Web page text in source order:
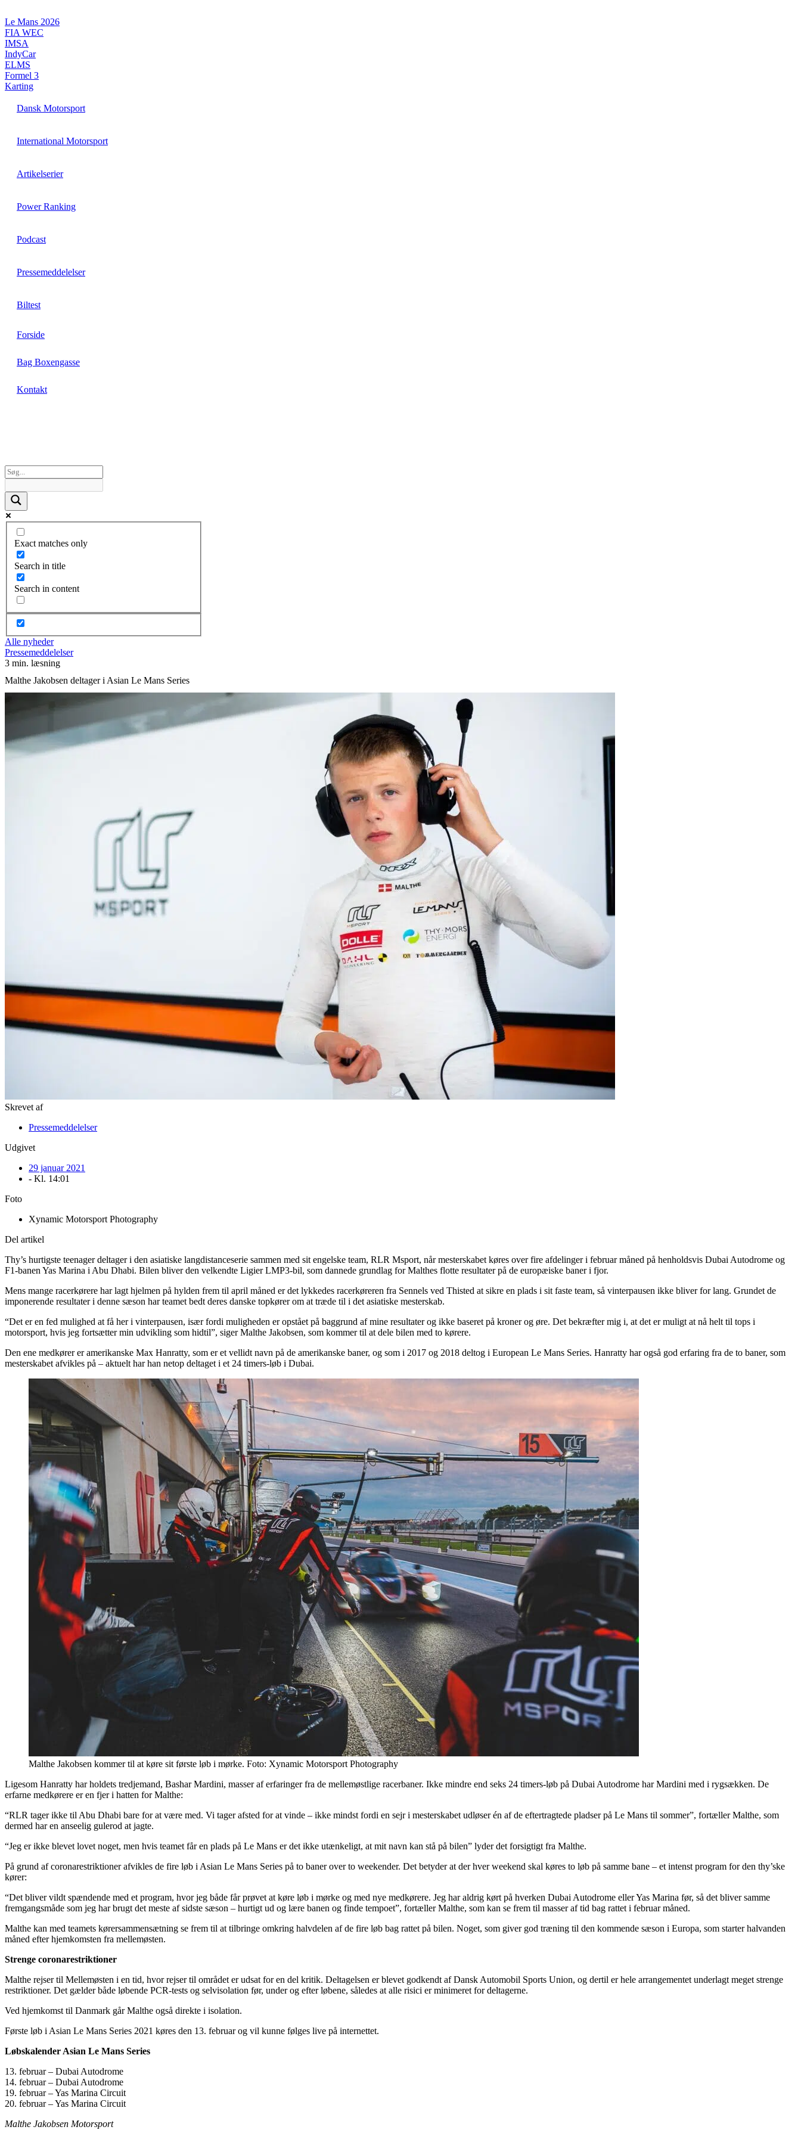
til
indhold
Le Mans 2026
FIA WEC
IMSA
IndyCar
ELMS
Formel 3
Karting
Dansk Motorsport
International Motorsport
Artikelserier
Power Ranking
Podcast
Pressemeddelelser
Biltest
Forside
Bag Boxengasse
Kontakt
Exact matches only
Search in title
Search in content
Alle nyheder
Pressemeddelelser
3 min. læsning
Malthe Jakobsen deltager i Asian Le Mans Series
Skrevet af
Pressemeddelelser
Udgivet
29 januar 2021
- Kl. 14:01
Foto
Xynamic Motorsport Photography
Del artikel
Thy’s hurtigste teenager deltager i den asiatiske langdistanceserie sammen med sit engelske team, RLR Msport, når mesterskabet køres over fire afdelinger i februar måned på henholdsvis Dubai Autodrome og
F1-banen Yas Marina i Abu Dhabi. Bilen bliver den velkendte Ligier LMP3-bil, som dannede grundlag for Malthes flotte resultater på de europæiske baner i fjor.
Mens mange racerkørere har lagt hjelmen på hylden frem til april måned er det lykkedes racerkøreren fra Sennels ved Thisted at sikre en plads i sit faste team, så vinterpausen ikke bliver for lang. Grundet de
imponerende resultater i denne sæson har teamet bedt deres danske topkører om at træde til i det asiatiske mesterskab.
“Det er en fed mulighed at få her i vinterpausen, især fordi muligheden er opstået på baggrund af mine resultater og ikke baseret på kroner og øre. Det bekræfter mig i, at det er muligt at nå helt til tops i
motorsport, hvis jeg fortsætter min udvikling som hidtil”, siger Malthe Jakobsen, som kommer til at dele bilen med to kørere.
Den ene medkører er amerikanske Max Hanratty, som er et vellidt navn på de amerikanske baner, og som i 2017 og 2018 deltog i European Le Mans Series. Hanratty har også god erfaring fra de to baner, som
mesterskabet afvikles på – aktuelt har han netop deltaget i et 24 timers-løb i Dubai.
Malthe Jakobsen kommer til at køre sit første løb i mørke. Foto: Xynamic Motorsport Photography
Ligesom Hanratty har holdets tredjemand, Bashar Mardini, masser af erfaringer fra de mellemøstlige racerbaner. Ikke mindre end seks 24 timers-løb på Dubai Autodrome har Mardini med i rygsækken. De
erfarne medkørere er en fjer i hatten for Malthe:
“RLR tager ikke til Abu Dhabi bare for at være med. Vi tager afsted for at vinde – ikke mindst fordi en sejr i mesterskabet udløser én af de eftertragtede pladser på Le Mans til sommer”, fortæller Malthe, som
dermed har en anseelig gulerod at jagte.
“Jeg er ikke blevet lovet noget, men hvis teamet får en plads på Le Mans er det ikke utænkeligt, at mit navn kan stå på bilen” lyder det forsigtigt fra Malthe.
På grund af coronarestriktioner afvikles de fire løb i Asian Le Mans Series på to baner over to weekender. Det betyder at der hver weekend skal køres to løb på samme bane – et intenst program for den thy’ske
kører:
“Det bliver vildt spændende med et program, hvor jeg både får prøvet at køre løb i mørke og med nye medkørere. Jeg har aldrig kørt på hverken Dubai Autodrome eller Yas Marina før, så det bliver samme
fremgangsmåde som jeg har brugt det meste af sidste sæson – hurtigt ud og lære banen og finde tempoet”, fortæller Malthe, som kan se frem til masser af tid bag rattet i februar måned.
Malthe kan med teamets kørersammensætning se frem til at tilbringe omkring halvdelen af de fire løb bag rattet på bilen. Noget, som giver god træning til den kommende sæson i Europa, som starter halvanden
måned efter hjemkomsten fra mellemøsten.
Strenge coronarestriktioner
Malthe rejser til Mellemøsten i en tid, hvor rejser til området er udsat for en del kritik. Deltagelsen er blevet godkendt af Dansk Automobil Sports Union, og dertil er hele arrangementet underlagt meget strenge
restriktioner. Det gælder både løbende PCR-tests og selvisolation før, under og efter løbene, således at alle risici er minimeret for deltagerne.
Ved hjemkomst til Danmark går Malthe også direkte i isolation.
Første løb i Asian Le Mans Series 2021 køres den 13. februar og vil kunne følges live på internettet.
Løbskalender Asian Le Mans Series
13. februar – Dubai Autodrome
14. februar – Dubai Autodrome
19. februar – Yas Marina Circuit
20. februar – Yas Marina Circuit
Malthe Jakobsen Motorsport